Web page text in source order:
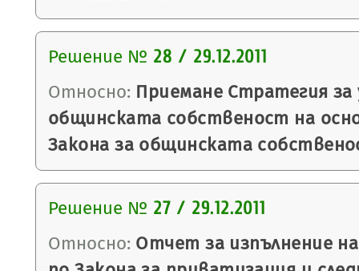
Решение № 28 / 29.12.2011
Относно: Приемане Стратегия за
общинската собственост на
Закона за общинската
Решение № 27 / 29.12.2011
Относно: Отчет за изпълнение